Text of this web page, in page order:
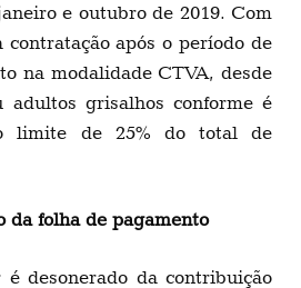
e outubro de 2019. Com
após o período de
na modalidade CTVA, desde
adultos grisalhos conforme é
limite de 25% do total de
da folha de pagamento
é desonerado da contribuição